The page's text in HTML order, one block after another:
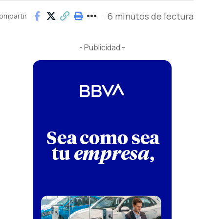
6 minutos de lectura
- Publicidad -